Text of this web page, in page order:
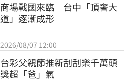
商場戰國來臨　台中「頂奢大
道」逐漸成形
2026/08/07 12:00
台彩父親節推新刮刮樂千萬頭
獎超「爸」氣